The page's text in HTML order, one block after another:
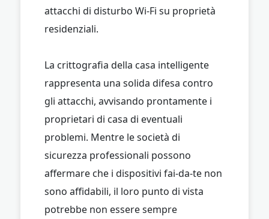
attacchi di disturbo Wi-Fi su proprietà
residenziali.
La crittografia della casa intelligente
rappresenta una solida difesa contro
gli attacchi, avvisando prontamente i
proprietari di casa di eventuali
problemi. Mentre le società di
sicurezza professionali possono
affermare che i dispositivi fai-da-te non
sono affidabili, il loro punto di vista
potrebbe non essere sempre